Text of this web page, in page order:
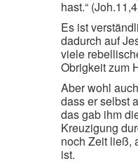
hast.“
Es ist
dadurch auf
viele
Obrigkeit zum
Aber wohl
dass er selbst
das gab ihm
Kreuzigung
noch Zeit ließ,
ist.